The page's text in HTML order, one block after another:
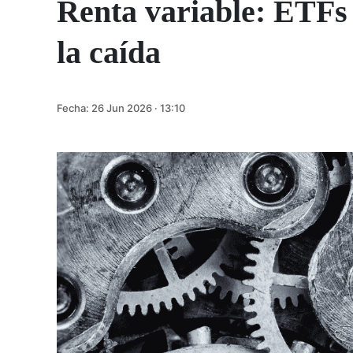
Renta variable: ETFs
la caída
Fecha: 26 Jun 2026 · 13:10